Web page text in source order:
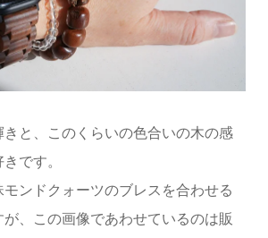
きと、このくらいの色合いの木の感
です。
ンドクォーツのブレスを合わせる
が、この画像であわせているのは販